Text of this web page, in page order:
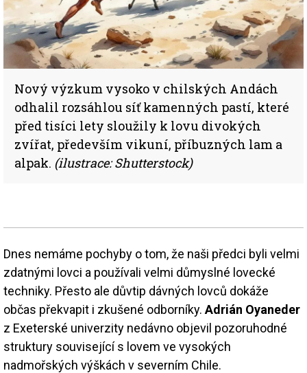
Nový výzkum vysoko v chilských Andách
odhalil rozsáhlou síť kamenných pastí, které
před tisíci lety sloužily k lovu divokých
zvířat, především vikuní, příbuzných lam a
alpak. (ilustrace: Shutterstock)
Dnes nemáme pochyby o tom, že naši předci byli velmi
zdatnými lovci a používali velmi důmyslné lovecké
techniky. Přesto ale důvtip dávných lovců dokáže
občas překvapit i zkušené odborníky. Adrián Oyaneder
z Exeterské univerzity nedávno objevil pozoruhodné
struktury související s lovem ve vysokých
nadmořských výškách v severním Chile.